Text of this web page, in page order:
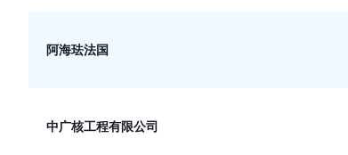
阿海珐法国
中广核工程有限公司